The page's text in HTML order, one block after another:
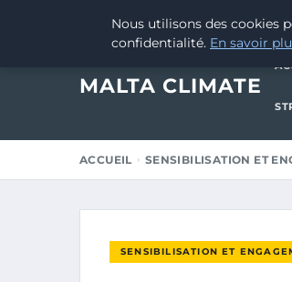
24 MARS 2025
MALTA CLIMATE
ACCUEIL SENSIBILISATION ET
SENSIBILISATION ET
Nous utilisons des cookies
confidentialité. En savoir